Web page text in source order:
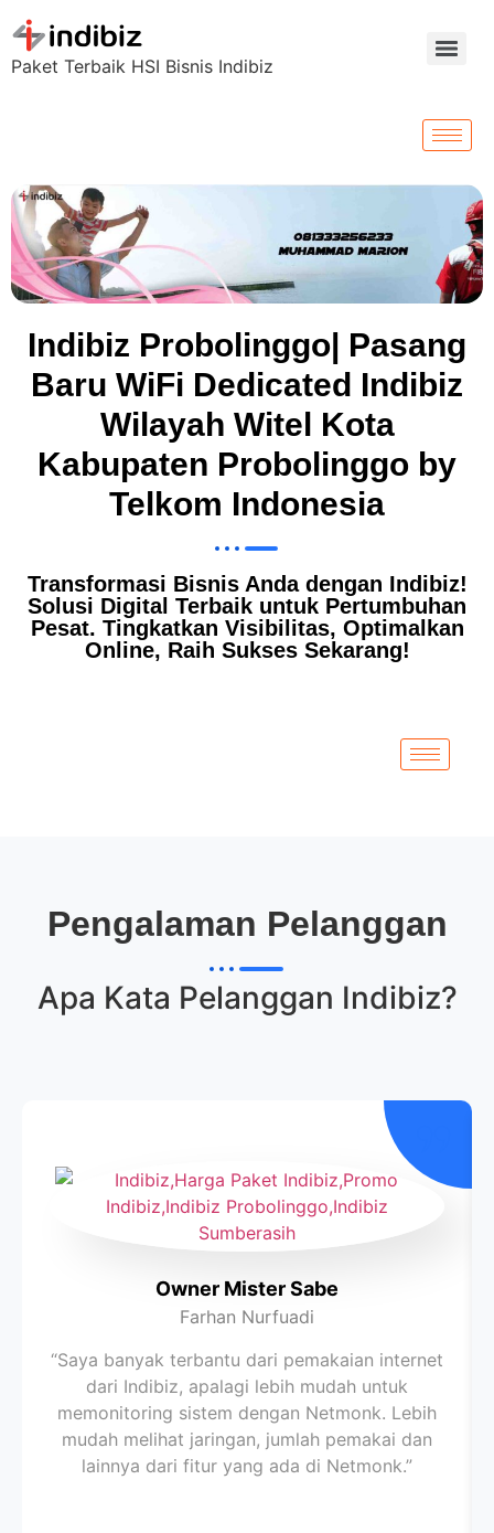
Paket Terbaik HSI Bisnis Indibiz
Indibiz Probolinggo| Pasang
Baru WiFi Dedicated Indibiz
Wilayah Witel Kota
Kabupaten Probolinggo by
Telkom Indonesia
Transformasi Bisnis Anda dengan Indibiz!
Solusi Digital Terbaik untuk Pertumbuhan
Pesat. Tingkatkan Visibilitas, Optimalkan
Online, Raih Sukses Sekarang!
Pengalaman Pelanggan
Apa Kata Pelanggan Indibiz?
Owner Mister Sabe
Farhan Nurfuadi
“Saya banyak terbantu dari pemakaian internet
dari Indibiz, apalagi lebih mudah untuk
memonitoring sistem dengan Netmonk. Lebih
mudah melihat jaringan, jumlah pemakai dan
lainnya dari fitur yang ada di Netmonk.”